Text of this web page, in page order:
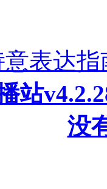
表达指
站
没